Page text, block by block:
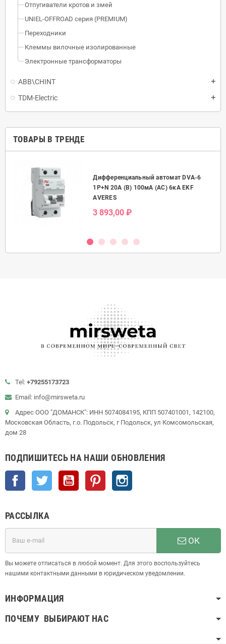
Отпугиватели кротов и змей
UNIEL-OFFROAD серия (PREMIUM)
Переходники
Клеммы вилочные изолированные
Электронные трансформаторы
ABB\CHINT
TDM-Electric
ТОВАРЫ В ТРЕНДЕ
Дифференциальный автомат DVA-6
1P+N 20А (B) 100мА (AC) 6кА EKF
AVERES
3 893,00 ₽
Tel: +79255173723
Email: info@mirsweta.ru
Адрес ООО "ДОМАНСК": ИНН 5074084195, КПП 507401001, 142100,
Московская Область, г.о. Подольск, г Подольск, ул Комсомольская,
дом 28
ПОДПИШИТЕСЬ НА НАШИ ОБНОВЛЕНИЯ
Facebook Twitter YouTube Pinterest
РАССЫЛКА
ОК
Вы можете отписаться в любой момент. Для этого воспользуйтесь
нашими контактными данными в юридическом уведомлении.
ИНФОРМАЦИЯ
ПОЧЕМУ ВЫБИРАЮТ НАС